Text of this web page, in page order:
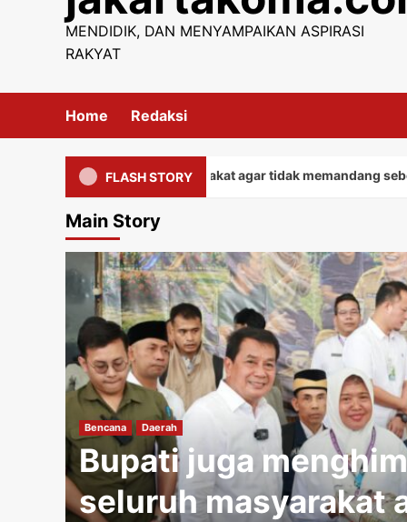
MENDIDIK, DAN MENYAMPAIKAN ASPIRASI
RAKYAT
Home Redaksi
FLASH STORY
seluruh masyarakat agar tidak memandang sebelah mata
Main Story
Bencana Daerah
Bupati juga
seluruh masyarakat